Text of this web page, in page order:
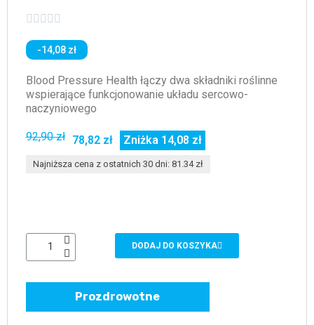
    
-14,08 zł
Blood Pressure Health łączy dwa składniki roślinne
wspierające funkcjonowanie układu sercowo-
naczyniowego
92,90 zł 78,82 zł Zniżka 14,08 zł
Najniższa cena z ostatnich 30 dni: 81.34 zł
DODAJ DO KOSZYKA
Prozdrowotne